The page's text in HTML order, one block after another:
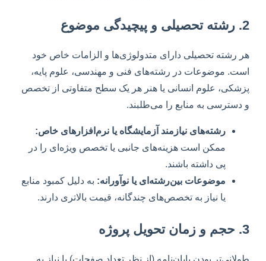
2. رشته تحصیلی و پیچیدگی موضوع
هر رشته تحصیلی دارای متدولوژی‌ها و الزامات خاص خود
است. موضوعات در رشته‌های فنی و مهندسی، علوم پایه،
پزشکی، علوم انسانی یا هنر هر یک سطح متفاوتی از تخصص
و دسترسی به منابع را می‌طلبند.
رشته‌های نیازمند آزمایشگاه یا نرم‌افزارهای خاص:
ممکن است هزینه‌های جانبی یا تخصص ویژه‌ای را در
پی داشته باشند.
موضوعات بین‌رشته‌ای یا نوآورانه: به دلیل کمبود منابع
یا نیاز به تخصص‌های چندگانه، قیمت بالاتری دارند.
3. حجم و زمان تحویل پروژه